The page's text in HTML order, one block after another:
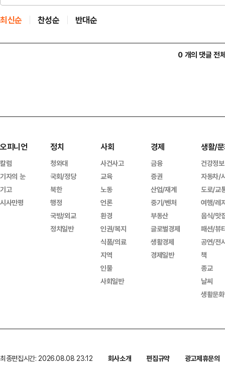
최신순 찬성순 반대순
0 개의 댓글 전
오피니언
칼럼
기자의 눈
기고
시사만평
정치
청와대
국회/정당
북한
행정
국방/외교
정치일반
사회
사건사고
교육
노동
언론
환경
인권/복지
식품/의료
지역
인물
사회일반
경제
금융
증권
산업/재계
중기/벤처
부동산
글로벌경제
생활경제
경제일반
생활/
건강정보
자동차/
도로/교
여행/레
음식/맛
패션/뷰
공연/전
책
종교
날씨
생활문
최종편집시간: 2026.08.08 23:12 회사소개 편집규약
광고제휴문의